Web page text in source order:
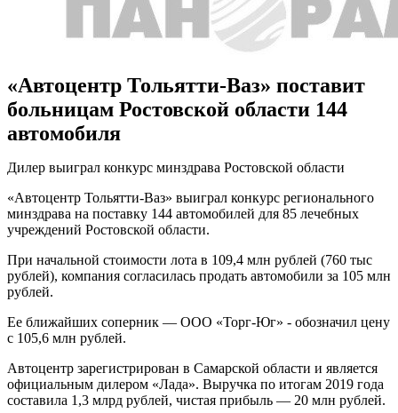
«Автоцентр Тольятти-Ваз» поставит
больницам Ростовской области 144
автомобиля
Дилер выиграл конкурс минздрава Ростовской области
«Автоцентр Тольятти-Ваз» выиграл конкурс регионального
минздрава на поставку 144 автомобилей для 85 лечебных
учреждений Ростовской области.
При начальной стоимости лота в 109,4 млн рублей (760 тыс
рублей), компания согласилась продать автомобили за 105 млн
рублей.
Ее ближайших соперник — ООО «Торг-Юг» - обозначил цену
с 105,6 млн рублей.
Автоцентр зарегистрирован в Самарской области и является
официальным дилером «Лада». Выручка по итогам 2019 года
составила 1,3 млрд рублей, чистая прибыль — 20 млн рублей.